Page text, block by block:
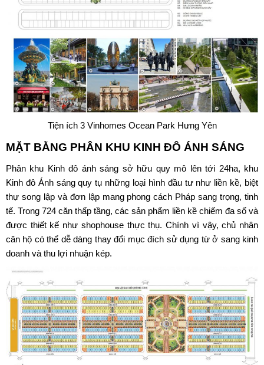
Tiện ích 3 Vinhomes Ocean Park Hưng Yên
MẶT BẰNG PHÂN KHU KINH ĐÔ ÁNH SÁNG
Phân khu Kinh đô ánh sáng sở hữu quy mô lên tới 24ha, khu
Kinh đô Ánh sáng quy tụ những loại hình đầu tư như liền kề, biệt
thự song lập và đơn lập mang phong cách Pháp sang trọng, tinh
tế. Trong 724 căn thấp tầng, các sản phẩm liền kề chiếm đa số và
được thiết kế như shophouse thực thụ. Chính vì vậy, chủ nhân
căn hộ có thể dễ dàng thay đổi mục đích sử dụng từ ở sang kinh
doanh và thu lợi nhuận kép.